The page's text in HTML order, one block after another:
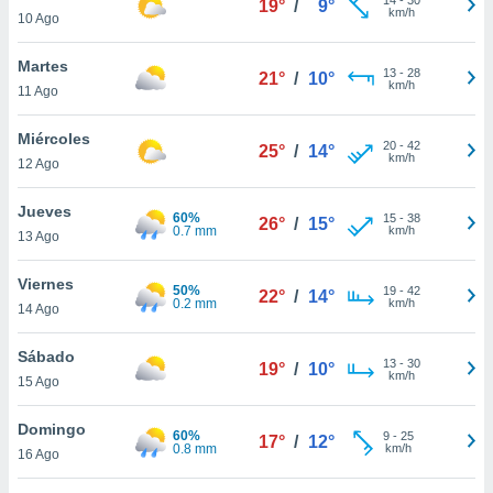
más
nuestra
y
de
disponible
cookies
aceptar
10 Ago
19° / 9°
km/h
Martes
11 Ago
21° / 10° 13- 28
km/h
Miércoles
12 Ago
25° / 14° 20- 42
km/h
Jueves
13 Ago
60%
0.7 mm
26° / 15° 15- 38
km/h
Viernes
14 Ago
50%
0.2 mm
22° / 14° 19- 42
km/h
Sábado
15 Ago
19° / 10° 13- 30
km/h
Domingo
16 Ago
60%
0.8 mm
17° / 12° 9- 25
km/h